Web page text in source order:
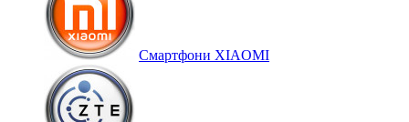
Смартфони XIAOMI